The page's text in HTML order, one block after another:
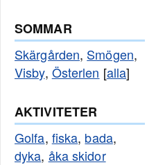
SOMMAR
Skärgården, Smögen,
Visby, Österlen [alla]
AKTIVITETER
Golfa, fiska, bada,
dyka, åka skidor